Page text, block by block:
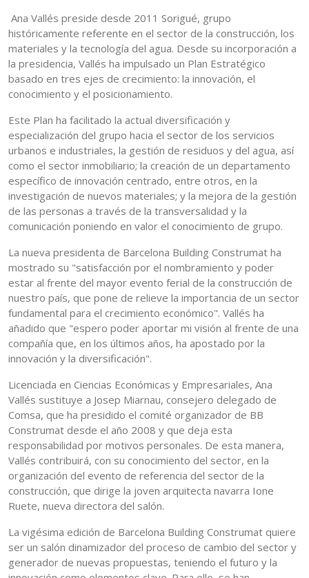
Ana Vallés preside desde 2011 Sorigué, grupo
históricamente referente en el sector de la construcción, los
materiales y la tecnología del agua. Desde su incorporación a
la presidencia, Vallés ha impulsado un Plan Estratégico
basado en tres ejes de crecimiento: la innovación, el
conocimiento y el posicionamiento.
Este Plan ha facilitado la actual diversificación y
especialización del grupo hacia el sector de los servicios
urbanos e industriales, la gestión de residuos y del agua, así
como el sector inmobiliario; la creación de un departamento
específico de innovación centrado, entre otros, en la
investigación de nuevos materiales; y la mejora de la gestión
de las personas a través de la transversalidad y la
comunicación poniendo en valor el conocimiento de grupo.
La nueva presidenta de Barcelona Building Construmat ha
mostrado su "satisfacción por el nombramiento y poder
estar al frente del mayor evento ferial de la construcción de
nuestro país, que pone de relieve la importancia de un sector
fundamental para el crecimiento económico". Vallés ha
añadido que "espero poder aportar mi visión al frente de una
compañía que, en los últimos años, ha apostado por la
innovación y la diversificación".
Licenciada en Ciencias Económicas y Empresariales, Ana
Vallés sustituye a Josep Miarnau, consejero delegado de
Comsa, que ha presidido el comité organizador de BB
Construmat desde el año 2008 y que deja esta
responsabilidad por motivos personales. De esta manera,
Vallés contribuirá, con su conocimiento del sector, en la
organización del evento de referencia del sector de la
construcción, que dirige la joven arquitecta navarra Ione
Ruete, nueva directora del salón.
La vigésima edición de Barcelona Building Construmat quiere
ser un salón dinamizador del proceso de cambio del sector y
generador de nuevas propuestas, teniendo el futuro y la